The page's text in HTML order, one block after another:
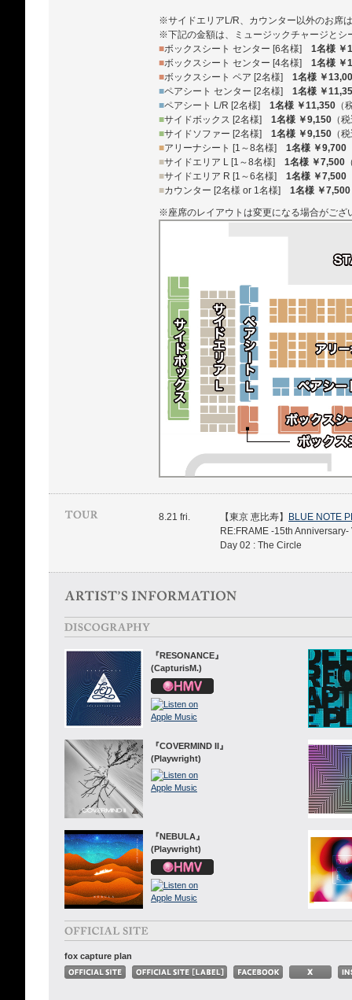
※サイドエリアL/R、カウンター以外のお席
※下記の金額は、ミュージックチャージとシ
■ボックスシート センター [6名様] 1名様 ￥
■ボックスシート センター [4名様] 1名様 ￥
■ボックスシート ペア [2名様] 1名様 ￥
■ペアシート センター [2名様] 1名様 ￥
■ペアシート L/R [2名様] 1名様 ￥11,350 （
■サイドボックス [2名様] 1名様 ￥9,150 （
■サイドソファー [2名様] 1名様 ￥9,150 （
■アリーナシート [1～8名様] 1名様 ￥9,700
■サイドエリア L [1～8名様] 1名様 ￥7,500
■サイドエリア R [1～6名様] 1名様 ￥7,500
■カウンター [2名様 or 1名様] 1名様 ￥7,500
※座席のレイアウトは変更になる場合がござ
8.21 fri. 【東京 恵比寿】 BLUE NOTE
RE:FRAME -15th Anniversary-
Day 02 : The Circle
『RESONANCE』
(CapturisM.)
『COVERMIND II』
(Playwright)
『NEBULA』
(Playwright)
fox capture plan